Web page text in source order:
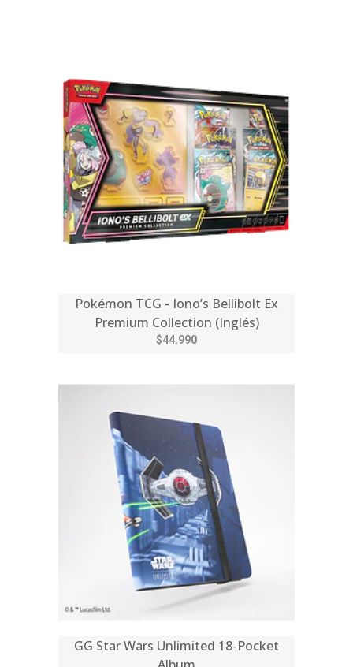
Pokémon TCG - Iono’s Bellibolt Ex
Premium Collection (Inglés)
$44.990
GG Star Wars Unlimited 18-Pocket